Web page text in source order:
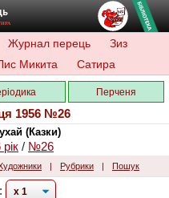
Журнал перець
Зиз
Микита Сатира
Перченя
1956 №26
(Казки)
/ №26
| Рубрики | Пошук